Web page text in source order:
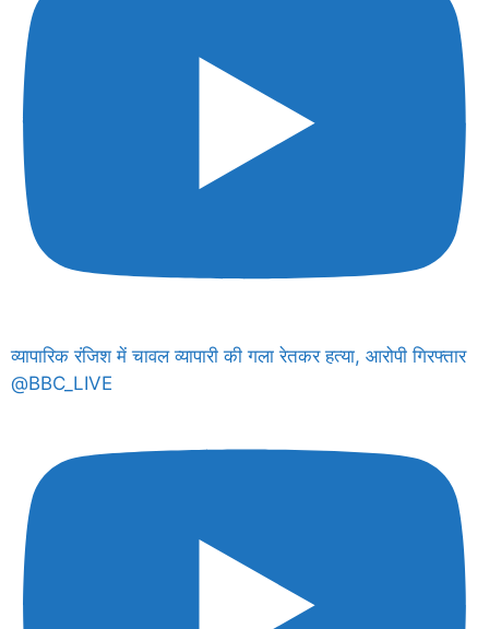
व्यापारिक रंजिश में चावल व्यापारी की गला रेतकर हत्या, आरोपी गिरफ्तार
@BBC_LIVE